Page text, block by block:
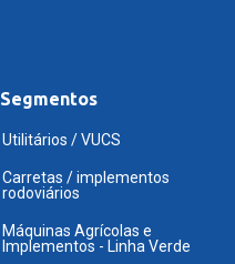
Segmentos
Utilitários / VUCS
Carretas / implementos
rodoviários
Máquinas Agrícolas e
Implementos - Linha Verde